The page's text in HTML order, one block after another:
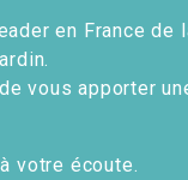
en France de
vous apporter
votre écoute.